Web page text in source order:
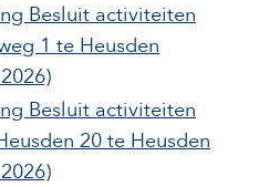
Besluit activiteiten
1​ te Heusden
Besluit activiteiten
20​​ te ​Heusden